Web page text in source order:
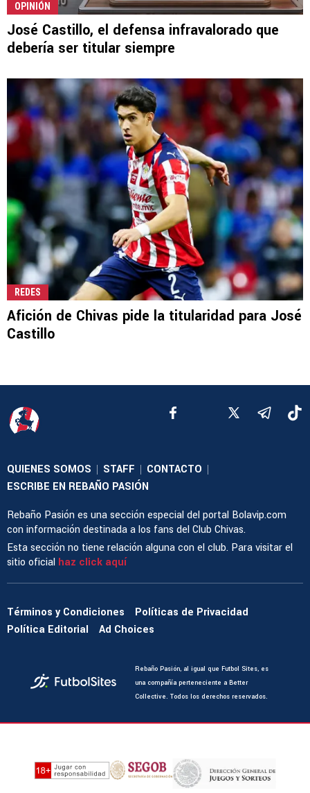
OPINIÓN
José Castillo, el defensa infravalorado que
debería ser titular siempre
REDES
Afición de Chivas pide la titularidad para José
Castillo
QUIENES SOMOS | STAFF | CONTACTO |
ESCRIBE EN REBAÑO PASIÓN
Rebaño Pasión es una sección especial del portal Bolavip.com
con información destinada a los fans del Club Chivas.
Esta sección no tiene relación alguna con el club. Para visitar el
sitio oficial haz click aquí
Términos y Condiciones
Políticas de Privacidad
Política Editorial
Ad Choices
Rebaño Pasión, al igual que Futbol Sites, es
una compañía perteneciente a Better
Collective. Todos los derechos reservados.